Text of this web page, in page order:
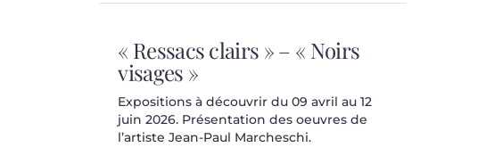
« Ressacs clairs » – « Noirs
visages »
Expositions à découvrir du 09 avril au 12
juin 2026. Présentation des oeuvres de
l’artiste Jean-Paul Marcheschi.